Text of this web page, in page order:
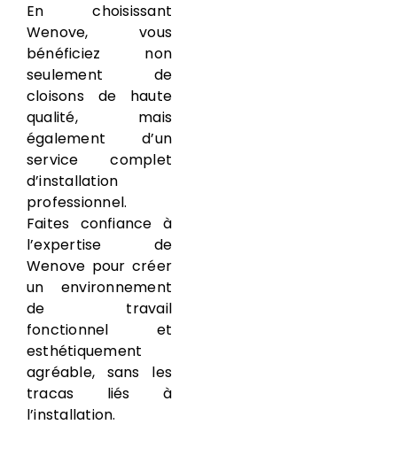
En choisissant
Wenove, vous
bénéficiez non
seulement de
cloisons de haute
qualité, mais
également d’un
service complet
d’installation
professionnel.
Faites confiance à
l’expertise de
Wenove pour créer
un environnement
de travail
fonctionnel et
esthétiquement
agréable, sans les
tracas liés à
l’installation.